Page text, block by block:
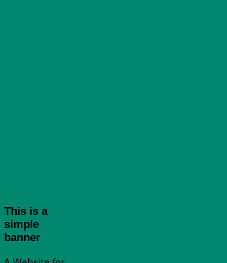
This is a
simple
banner